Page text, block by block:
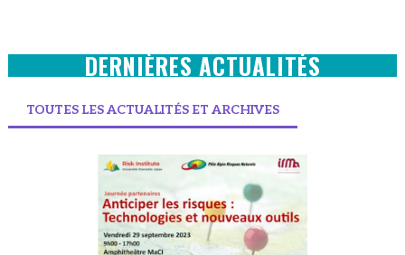
DERNIÈRES ACTUALITÉS
TOUTES LES ACTUALITÉS ET ARCHIVES